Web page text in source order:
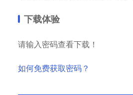
下载体验
请输入密码查看下载！
如何免费获取密码？